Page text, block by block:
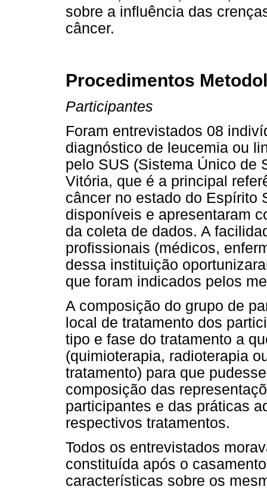
sobre a influência das
câncer.
Procedimentos
Participantes
Foram entrevistados 08
diagnóstico de leucemia ou
pelo SUS (Sistema Único de
Vitória, que é a principal
câncer no estado do Espírito
disponíveis e apresentaram
da coleta de dados. A
profissionais (médicos,
dessa instituição
que foram indicados pelos
A composição do grupo de
local de tratamento dos
tipo e fase do tratamento a
(quimioterapia, radioterapia
tratamento) para que
composição das
participantes e das práticas
respectivos tratamentos.
Todos os entrevistados
constituída após o
características sobre os